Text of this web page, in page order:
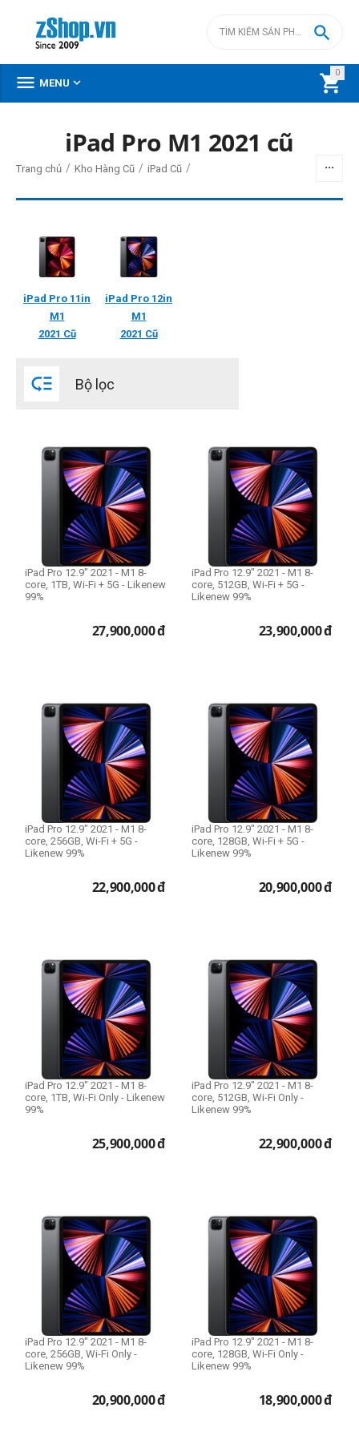
0


 MENU 
Menu
BỘ LỌC
Giá
Phiên bản Wifi/3G/4G LTE
Dung lượng bộ nhớ
Phiên bản 128GB
Phiên bản 256GB
Phiên bản 512GB
Phiên bản 1TB
iPad Pro M1 2021 cũ
Trang chủ / Kho Hàng Cũ / iPad Cũ /
iPad Pro 11in
M1
2021 Cũ
iPad Pro 12in
M1
2021 Cũ
 Bộ lọc
iPad Pro 12.9" 2021 - M1 8-
core, 1TB, Wi-Fi + 5G - Likenew
99%
27,900,000đ
iPad Pro 12.9" 2021 - M1 8-
core, 512GB, Wi-Fi + 5G -
Likenew 99%
23,900,000đ
iPad Pro 12.9" 2021 - M1 8-
core, 256GB, Wi-Fi + 5G -
Likenew 99%
22,900,000đ
iPad Pro 12.9" 2021 - M1 8-
core, 128GB, Wi-Fi + 5G -
Likenew 99%
20,900,000đ
iPad Pro 12.9" 2021 - M1 8-
core, 1TB, Wi-Fi Only - Likenew
99%
25,900,000đ
iPad Pro 12.9" 2021 - M1 8-
core, 512GB, Wi-Fi Only -
Likenew 99%
22,900,000đ
iPad Pro 12.9" 2021 - M1 8-
core, 256GB, Wi-Fi Only -
Likenew 99%
20,900,000đ
iPad Pro 12.9" 2021 - M1 8-
core, 128GB, Wi-Fi Only -
Likenew 99%
18,900,000đ